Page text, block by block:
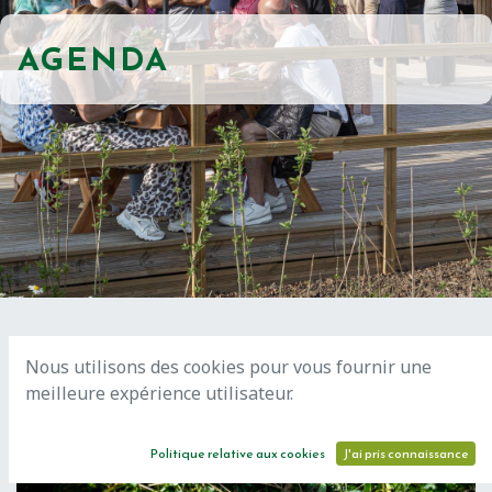
AGENDA
18
Nous utilisons des cookies pour vous fournir une
meilleure expérience utilisateur.
Politique relative aux cookies J'ai pris connaissance